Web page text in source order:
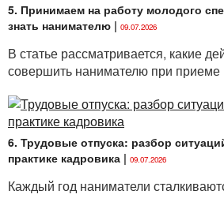
5. Принимаем на работу молодого
знать нанимателю | 09.07.2026
В статье рассматривается, какие
совершить нанимателю при приеме
6. Трудовые отпуска: разбор
практике кадровика | 09.07.2026
Каждый год наниматели